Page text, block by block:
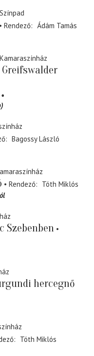
Rendező
Ádám Tamás
Bagossy László
Rendező
Tóth Miklós
Szebenben
hercegnő
Tóth Miklós